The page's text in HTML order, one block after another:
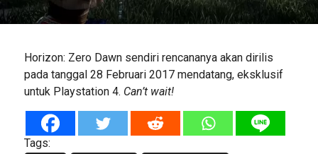
Horizon: Zero Dawn sendiri rencananya akan dirilis
pada tanggal 28 Februari 2017 mendatang, eksklusif
untuk Playstation 4. Can’t wait!
Tags: